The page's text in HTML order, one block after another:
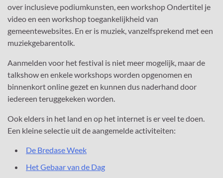
over inclusieve podiumkunsten, een workshop Ondertitel je
video en een workshop toegankelijkheid van
gemeentewebsites. En er is muziek, vanzelfsprekend met een
muziekgebarentolk.
Aanmelden voor het festival is niet meer mogelijk, maar de
talkshow en enkele workshops worden opgenomen en
binnenkort online gezet en kunnen dus naderhand door
iedereen teruggekeken worden.
Ook elders in het land en op het internet is er veel te doen.
Een kleine selectie uit de aangemelde activiteiten:
De Bredase Week
Het Gebaar van de Dag